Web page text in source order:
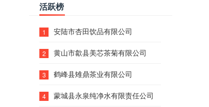
活跃榜
1 安陆市杏田饮品有限公司
2 黄山市歙县美芯茶菊有限公司
3 鹤峰县雉鼎茶业有限公司
4 蒙城县永泉纯净水有限责任公司